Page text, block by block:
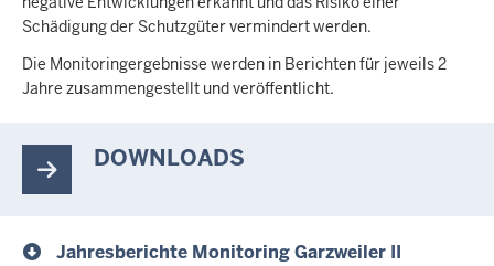
Schädigung der Schutzgüter vermindert werden.
Die Monitoringergebnisse werden in Berichten für jeweils 2
Jahre zusammengestellt und veröffentlicht.
DOWNLOADS
Jahresberichte Monitoring Garzweiler II